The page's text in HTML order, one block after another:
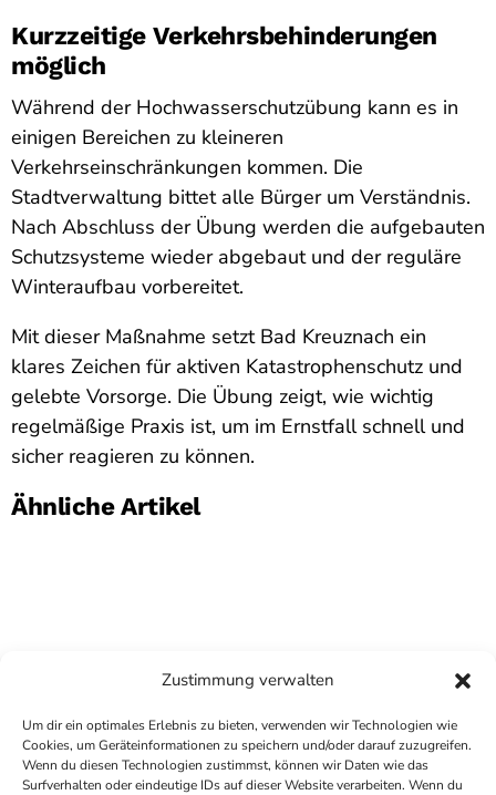
Zustimmung verwalten
Um dir ein optimales Erlebnis zu bieten, verwenden wir Technologien wie
Cookies, um Geräteinformationen zu speichern und/oder darauf zuzugreifen.
Wenn du diesen Technologien zustimmst, können wir Daten wie das
Surfverhalten oder eindeutige IDs auf dieser Website verarbeiten. Wenn du
Kurzzeitige Verkehrsbehinderungen
möglich
Während der Hochwasserschutzübung kann es in
einigen Bereichen zu kleineren
Verkehrseinschränkungen kommen. Die
Stadtverwaltung bittet alle Bürger um Verständnis.
Nach Abschluss der Übung werden die aufgebauten
Schutzsysteme wieder abgebaut und der reguläre
Winteraufbau vorbereitet.
Mit dieser Maßnahme setzt Bad Kreuznach ein
klares Zeichen für aktiven Katastrophenschutz und
gelebte Vorsorge. Die Übung zeigt, wie wichtig
regelmäßige Praxis ist, um im Ernstfall schnell und
sicher reagieren zu können.
Ähnliche Artikel